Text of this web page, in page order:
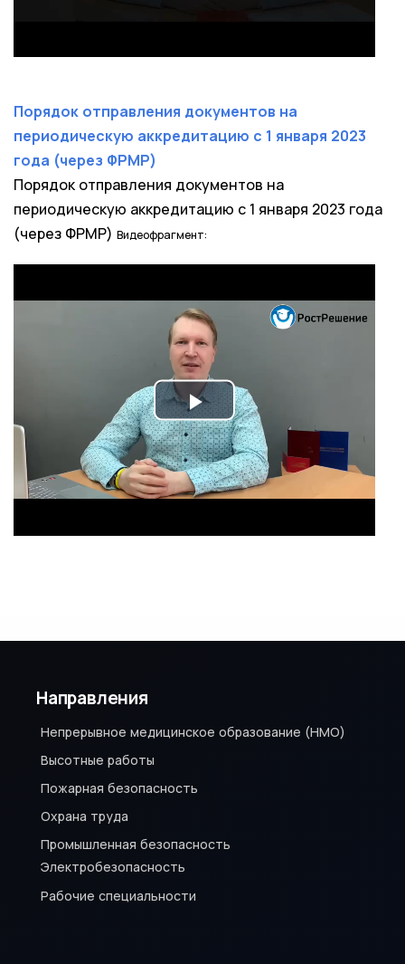
y
V
i
d
o
Порядок отправления документов на
периодическую аккредитацию с 1 января 2023
года (через ФРМР)
Порядок отправления документов на
периодическую аккредитацию с 1 января 2023 года
(через ФРМР) Видеофрагмент:
P
l
a
y
o
Направления
Непрерывное медицинское образование (НМО)
Высотные работы
Пожарная безопасность
Охрана труда
Промышленная безопасность
Электробезопасность
Рабочие специальности